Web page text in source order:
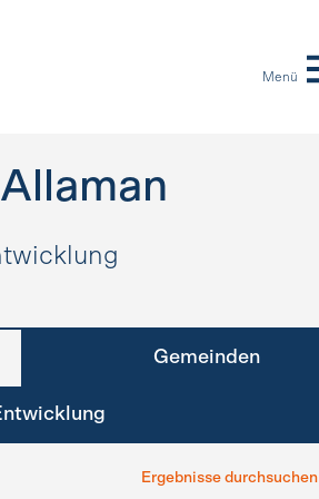
Menü
Allaman
Gemeinden
Ergebnisse durchsuchen